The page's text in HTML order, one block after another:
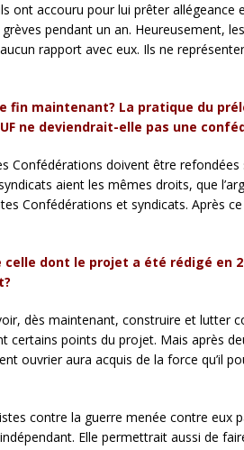
ont accouru pour lui prêter
pendant un an. Heureusement,
rapport avec eux. Ils ne
maintenant? La pratique du
ne deviendrait-elle pas une
Confédérations doivent être
aient les mêmes droits, que
Confédérations et syndicats. Après
celle dont le projet a été rédigé en
dès maintenant, construire et lutter
points du projet. Mais après
ouvrier aura acquis de la force qu’il
contre la guerre menée contre eux
Elle permettrait aussi de